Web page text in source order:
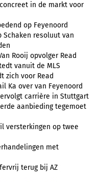
in de markt voor
op Feyenoord
Schaken resoluut van
Rooij opvolger Read
vanuit de MLS
zich voor Read
Ka over van Feyenoord
carrière in Stuttgart
aanbieding tegemoet
versterkingen op twee
met
terug bij AZ